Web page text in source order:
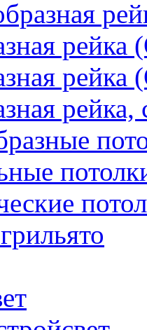
рейка
рейка